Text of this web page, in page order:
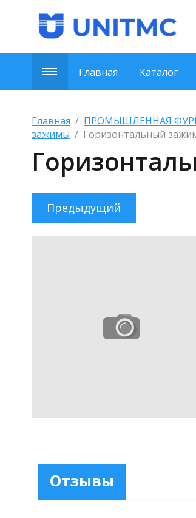
Главная Каталог
Главная
  /
ПРОМЫШЛЕННАЯ
зажимы
/  Горизонтальный
Предыдущий
Отзывы